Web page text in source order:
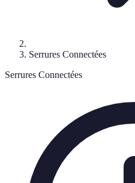
Serrures Connectées
Serrures Connectées